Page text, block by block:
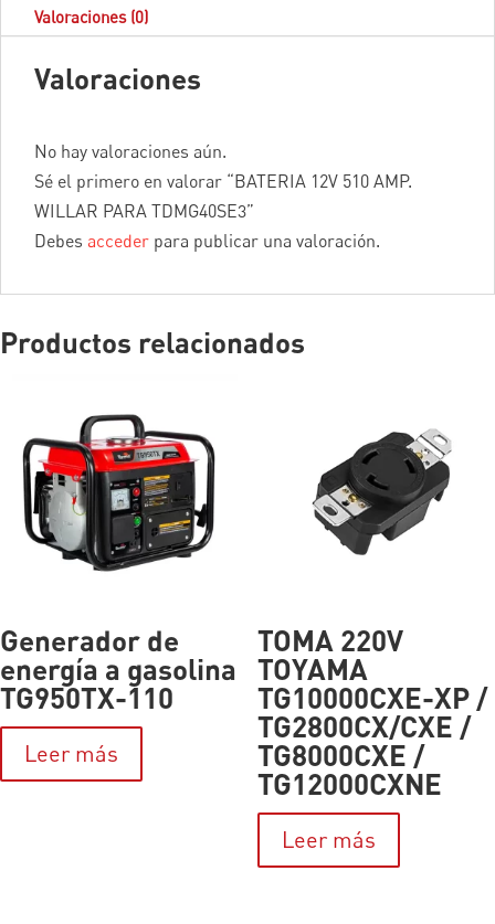
Valoraciones (0)
Valoraciones
No hay valoraciones aún.
Sé el primero en valorar “BATERIA 12V 510 AMP.
WILLAR PARA TDMG40SE3”
Debes acceder para publicar una valoración.
Productos relacionados
Generador de
energía a gasolina
TG950TX-110
Leer más
TOMA 220V
TOYAMA
TG10000CXE-XP /
TG2800CX/CXE /
TG8000CXE /
TG12000CXNE
Leer más